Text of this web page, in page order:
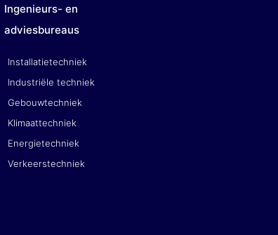
Ingenieurs- en
adviesbureaus
Installatietechniek
Industriële techniek
Gebouwtechniek
Klimaattechniek
Energietechniek
Verkeerstechniek